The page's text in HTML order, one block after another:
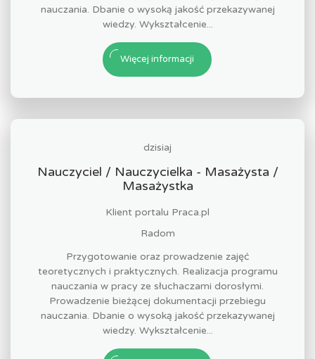
nauczania. Dbanie o wysoką jakość przekazywanej
wiedzy. Wykształcenie...
Więcej informacji
dzisiaj
Nauczyciel / Nauczycielka - Masażysta /
Masażystka
Klient portalu Praca.pl
Radom
Przygotowanie oraz prowadzenie zajęć
teoretycznych i praktycznych. Realizacja programu
nauczania w pracy ze słuchaczami dorosłymi.
Prowadzenie bieżącej dokumentacji przebiegu
nauczania. Dbanie o wysoką jakość przekazywanej
wiedzy. Wykształcenie...